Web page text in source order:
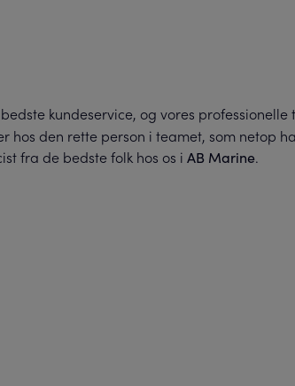
kundeservice, og vores
hos den rette person i teamet, som
fra de bedste folk hos os i AB Marine.